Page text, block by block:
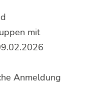
mit
Anmeldung